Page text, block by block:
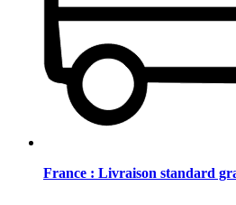
France : Livraison standard